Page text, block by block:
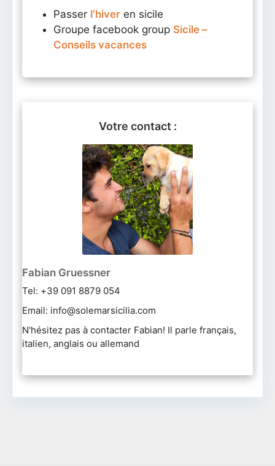
Passer l’hiver en sicile
Groupe facebook group Sicile –
Conseils vacances
Votre contact :
Fabian Gruessner
Tel: +39 091 8879 054
Email: info@solemarsicilia.com
N'hésitez pas à contacter Fabian! Il parle français,
italien, anglais ou allemand